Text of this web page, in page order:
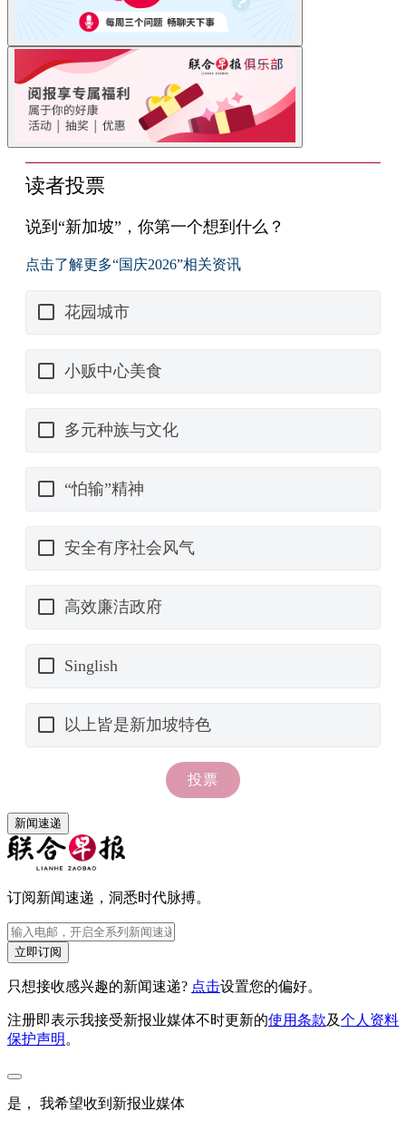
新闻速递
订阅新闻速递，洞悉时代脉搏。
立即订阅
只想接收感兴趣的新闻速递? 点击设置您的偏好。
注册即表示我接受新报业媒体不时更新的使用条款及个人资料
保护声明 。
是， 我希望收到新报业媒体